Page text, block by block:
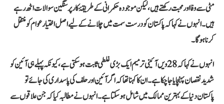
مٹی سے وفا اور محبت رکھتے ہیں، لیکن موجودہ حکمرانی کے طریقۂ کار پر سنگین سوالات اٹھ رہے
ہیں۔ انہوں نے کہا کہ پاکستان کو درست سمت میں چلانے کے لیے اصل اختیار عوام کو منتقل
کرنا ہوگا۔
انہوں نے کہا کہ 28ویں آئینی ترمیم ایک بڑی غلطی ثابت ہو سکتی ہے، کیونکہ پہلے ہی آئین کو
شدید نقصان پہنچایا جا چکا ہے۔ ان کا کہنا تھا کہ اگر آئین اور حلف کی پاسداری کی جائے تو
پاکستان دنیا کے بہترین ممالک میں شامل ہو سکتا ہے۔ انہوں نے مطالبہ کیا کہ جن علاقوں سے